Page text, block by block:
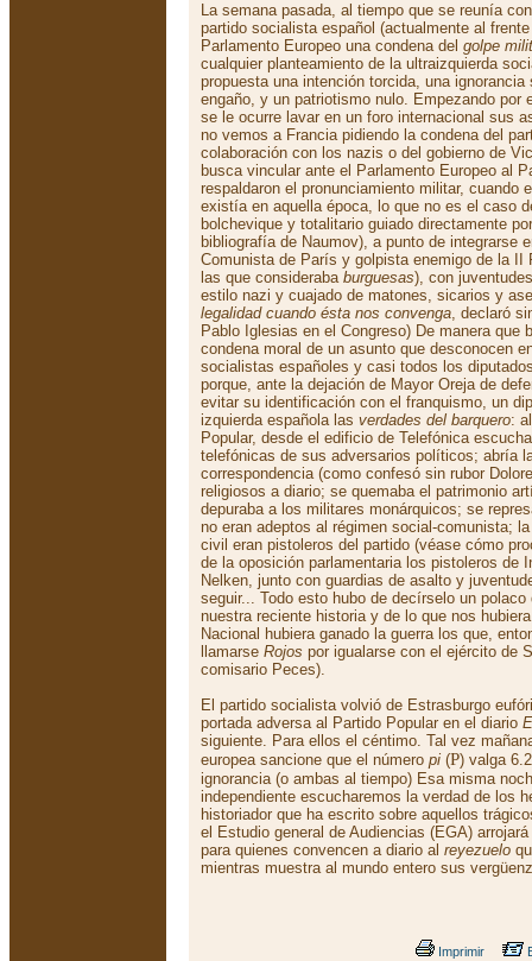
La semana pasada, al tiempo que se reunía
partido socialista español (actualmente al
Parlamento Europeo una condena del golpe
cualquier planteamiento de la ultraizquierda
propuesta una intención torcida, una
engaño, y un patriotismo nulo. Empezando por
se le ocurre lavar en un foro internacional sus
no vemos a Francia pidiendo la condena del
colaboración con los nazis o del gobierno de
busca vincular ante el Parlamento Europeo al
respaldaron el pronunciamiento militar, cuando
existía en aquella época, lo que no es el caso
bolchevique y totalitario guiado directamente
bibliografía de Naumov), a punto de integrarse
Comunista de París y golpista enemigo de la II
las que consideraba burguesas), con
estilo nazi y cuajado de matones, sicarios y
legalidad cuando ésta nos convenga, declaró
Pablo Iglesias en el Congreso) De manera que
condena moral de un asunto que desconocen
socialistas españoles y casi todos los
porque, ante la dejación de Mayor Oreja de
evitar su identificación con el franquismo, un
izquierda española las verdades del barquero:
Popular, desde el edificio de Telefónica
telefónicas de sus adversarios políticos; abría
correspondencia (como confesó sin rubor
religiosos a diario; se quemaba el patrimonio
depuraba a los militares monárquicos; se
no eran adeptos al régimen social-comunista;
civil eran pistoleros del partido (véase cómo
de la oposición parlamentaria los pistoleros de
Nelken, junto con guardias de asalto y
seguir... Todo esto hubo de decírselo un polaco
nuestra reciente historia y de lo que nos
Nacional hubiera ganado la guerra los que,
llamarse Rojos por igualarse con el ejército de
comisario Peces).
El partido socialista volvió de Estrasburgo
portada adversa al Partido Popular en el diario
siguiente. Para ellos el céntimo. Tal vez
europea sancione que el número pi (P) valga
ignorancia (o ambas al tiempo) Esa misma
independiente escucharemos la verdad de los
historiador que ha escrito sobre aquellos
el Estudio general de Audiencias (EGA)
para quienes convencen a diario al reyezuelo
mientras muestra al mundo entero sus
Imprimir